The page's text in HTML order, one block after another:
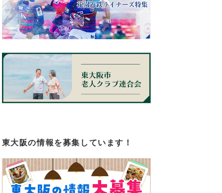
東大阪の情報を募集しています！